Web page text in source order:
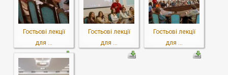
Гостьові лекції
для ...
Гостьові лекції
для ...
Гостьові лекції
для ...